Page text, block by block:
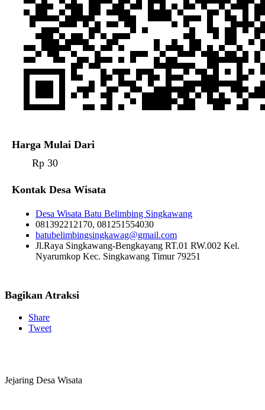
Harga Mulai Dari
Rp 30
Kontak Desa Wisata
Desa Wisata Batu Belimbing Singkawang
081392212170, 081251554030
batubelimbingsingkawag@gmail.com
Jl.Raya Singkawang-Bengkayang RT.01 RW.002 Kel.
Nyarumkop Kec. Singkawang Timur 79251
Bagikan Atraksi
Share
Tweet
Jejaring Desa Wisata